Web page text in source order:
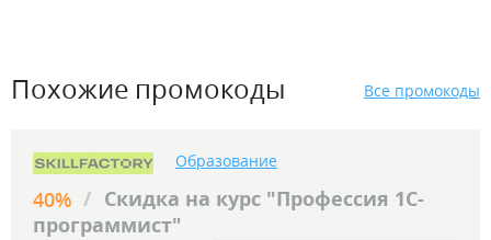
Похожие промокоды Все промокоды
Образование
40% / Скидка на курс "Профессия 1С-
программист"